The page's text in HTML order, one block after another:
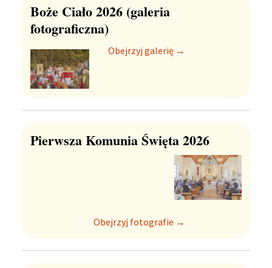
Boże Ciało 2026 (galeria
fotograficzna)
Obejrzyj galerię →
Pierwsza Komunia Święta 2026
Obejrzyj fotografie →